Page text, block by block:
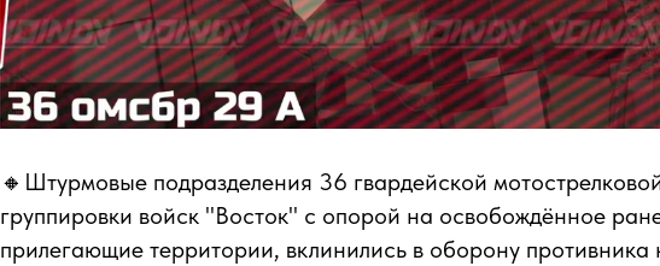
🔸Штурмовые подразделения 36 гвардейской
группировки войск "Восток" с опорой на освобождённое
прилегающие территории, вклинились в оборону противника